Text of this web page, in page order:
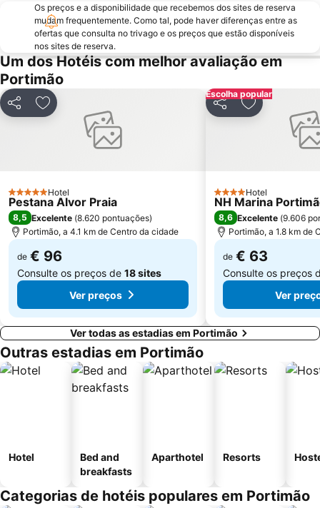
Praia da Arrifana
Inatel Beach
Marina de Albufeira
AlgarveShopping
Praia Dona Ana
Do Alvor
Ferreiras
Baiona Beach
do Monte Clérigo
Areias de São João
Praia do Burgau
Sesmarias
Paderne
Praia Maria Luísa
Vale De Parra
Os preços e a disponibilidade que recebemos dos sites de reserva
mudam frequentemente. Como tal, pode haver diferenças entre as
ofertas que consulta no trivago e os preços que estão disponíveis
nos sites de reserva.
Um dos Hotéis com melhor avaliação em
Portimão
PartilharAdicionar aos favoritos
5 EstrelasHotel
Pestana Alvor Praia
8,5 Excelente (8.620 pontuações)
Portimão, a 4.1 km de Centro da cidade
de € 96
Consulte os preços de 18 sites
Ver preços
Escolha popular
PartilharAdicionar
4 Estrelas
Hotel
NH Marina
8,6 Excelente (9.606
Portimão, a 1.8 km de
de € 63
Consulte os preços
Ver
Ver todas as estadias em Portimão
Outras estadias em Portimão
Hotel
Bed and
breakfasts
Aparthotel Resorts
Categorias de hotéis populares em Portimão